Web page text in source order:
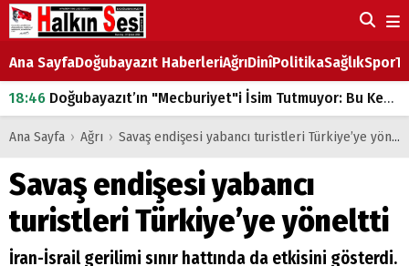
Ana SayfaDoğubayazıt HaberleriAğrıDinîPolitikaSağlıkSpor
18:46 Doğubayazıt’ın "Mecburiyet"i İsim Tutmuyor: Bu Kez de Mem u Zîn Oldu!
07:53Doğubayazıt’ta Ekmek Fiyatlarına Zam
Doğubayazıt'ta çocukların sırtındaki ağır yük
07:00 DEVLET ve HÜKÜMET
18:29ÇARŞI CADDESİ YAZ BOZ TAHTASI
Ana Sayfa › Ağrı › Savaş endişesi yabancı turistleri Türkiye’ye yöneltti
Savaş endişesi yabancı
turistleri Türkiye’ye yöneltti
İran-İsrail gerilimi sınır hattında da etkisini gösterdi.